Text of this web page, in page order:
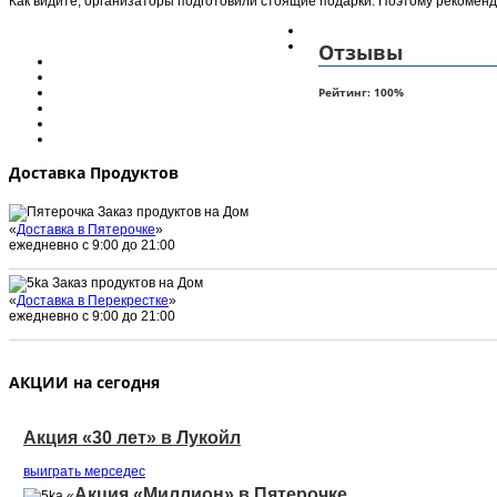
Отзывы
Рейтинг: 100%
Доставка Продуктов
Заказ продуктов на Дом
«Доставка в Пятерочке»
ежедневно с 9:00 до 21:00
Заказ продуктов на Дом
«Доставка в Перекрестке»
ежедневно с 9:00 до 21:00
АКЦИИ на сегодня
Акция «30 лет» в Лукойл
выиграть мерседеc